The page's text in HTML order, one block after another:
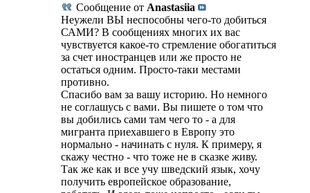
Сообщение от Anastasiia
Неужели ВЫ неспособны чего-то добиться
САМИ? В сообщениях многих их вас
чувствуется какое-то стремление обогатиться
за счет иностранцев или же просто не
остаться одним. Просто-таки местами
противно.
Спасибо вам за вашу историю. Но немного
не соглашусь с вами. Вы пишете о том что
вы добились сами там чего то - а для
мигранта приехавшего в Европу это
нормально - начинать с нуля. К примеру, я
скажу честно - что тоже не в сказке живу.
Так же как и все учу шведский язык, хочу
получить европейское образование,